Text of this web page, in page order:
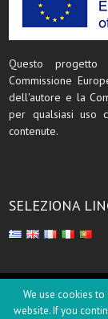
Questo
Commissione
dell'autore e la
per qualsiasi uso
contenute.
SELEZIONA
We use cookies
website. If you